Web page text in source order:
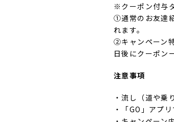
※クーポン付与
①通常のお友達
れます。
②キャンペーン
日後にクーポン
注意事項
・流し（道や乗
・「GO」アプ